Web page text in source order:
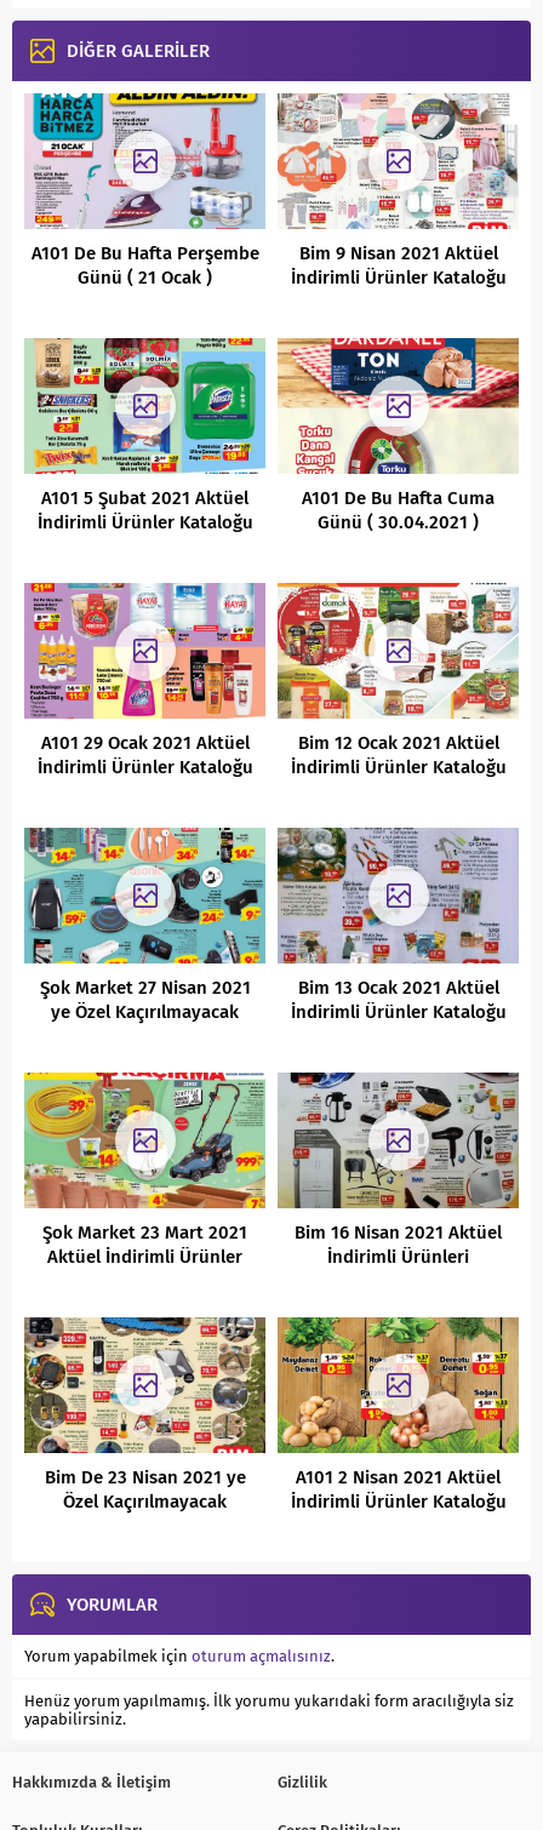
DİĞER GALERİLER
A101 De Bu Hafta Perşembe
Günü ( 21 Ocak )
Bim 9 Nisan 2021 Aktüel
İndirimli Ürünler Kataloğu
A101 5 Şubat 2021 Aktüel
İndirimli Ürünler Kataloğu
A101 De Bu Hafta Cuma
Günü ( 30.04.2021 )
A101 29 Ocak 2021 Aktüel
İndirimli Ürünler Kataloğu
Bim 12 Ocak 2021 Aktüel
İndirimli Ürünler Kataloğu
Şok Market 27 Nisan 2021
ye Özel Kaçırılmayacak
Bim 13 Ocak 2021 Aktüel
İndirimli Ürünler Kataloğu
Şok Market 23 Mart 2021
Aktüel İndirimli Ürünler
Bim 16 Nisan 2021 Aktüel
İndirimli Ürünleri
Bim De 23 Nisan 2021 ye
Özel Kaçırılmayacak
A101 2 Nisan 2021 Aktüel
İndirimli Ürünler Kataloğu
YORUMLAR
Yorum yapabilmek için oturum açmalısınız.
Henüz yorum yapılmamış. İlk yorumu yukarıdaki form aracılığıyla siz
yapabilirsiniz.
Hakkımızda & İletişim Gizlilik